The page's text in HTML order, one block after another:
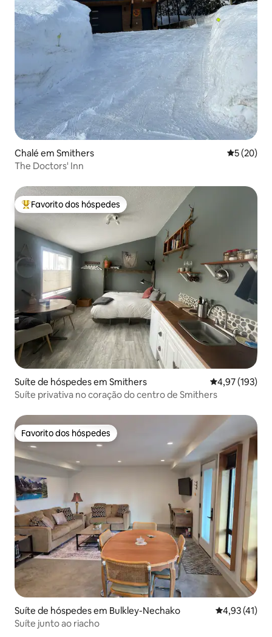
Chalé em Smithers
5 (20)
The Doctors' Inn
Favoritos dos hóspedes mais apreciados
Favorito dos hóspedes
Suíte de hóspedes em Smithers Classificação
4,97 (193)
Suíte privativa no coração do centro de Smithers
Favorito dos hóspedes
Favorito dos hóspedes
Suíte de hóspedes em Bulkley-Nechako
4,93 (41)
Suíte junto ao riacho